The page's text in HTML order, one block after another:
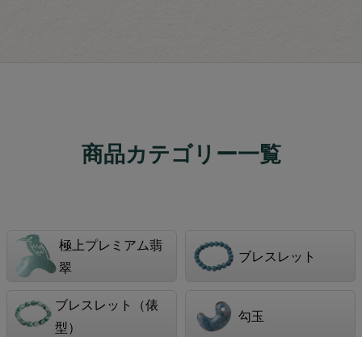
商品カテゴリー一覧
極上プレミアム翡
翠
ブレスレット
ブレスレット（俵
型）
勾玉